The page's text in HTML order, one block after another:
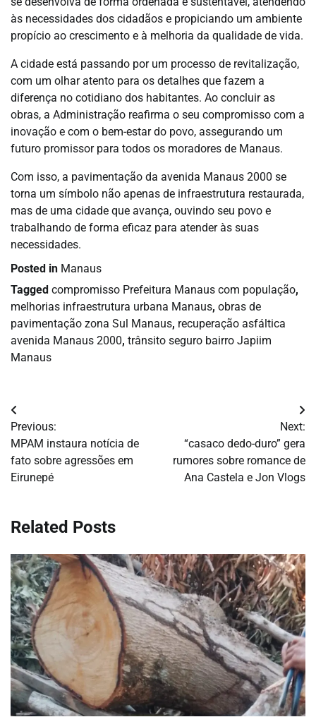
às necessidades dos cidadãos e propiciando um ambiente
propício ao crescimento e à melhoria da qualidade de vida.
A cidade está passando por um processo de revitalização,
com um olhar atento para os detalhes que fazem a
diferença no cotidiano dos habitantes. Ao concluir as
obras, a Administração reafirma o seu compromisso com a
inovação e com o bem-estar do povo, assegurando um
futuro promissor para todos os moradores de Manaus.
Com isso, a pavimentação da avenida Manaus 2000 se
torna um símbolo não apenas de infraestrutura restaurada,
mas de uma cidade que avança, ouvindo seu povo e
trabalhando de forma eficaz para atender às suas
necessidades.
Posted in Manaus
Tagged compromisso Prefeitura Manaus com população,
melhorias infraestrutura urbana Manaus, obras de
pavimentação zona Sul Manaus, recuperação asfáltica
avenida Manaus 2000, trânsito seguro bairro Japiim
Manaus
Navegação
de
Post
Previous:
MPAM instaura notícia de
fato sobre agressões em
Eirunepé
Next:
“casaco dedo-duro” gera
rumores sobre romance de
Ana Castela e Jon Vlogs
Related Posts